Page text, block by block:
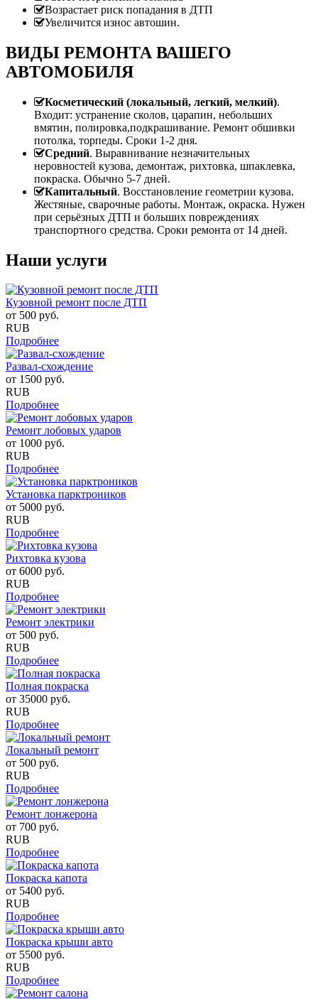
Возрастает риск попадания в ДТП
Увеличится износ автошин.
ВИДЫ РЕМОНТА ВАШЕГО
АВТОМОБИЛЯ
Косметический (локальный, легкий, мелкий).
Входит: устранение сколов, царапин, небольших
вмятин, полировка,подкрашивание. Ремонт обшивки
потолка, торпеды. Сроки 1-2 дня.
Средний. Выравнивание незначительных
неровностей кузова, демонтаж, рихтовка, шпаклевка,
покраска. Обычно 5-7 дней.
Капитальный. Восстановление геометрии кузова.
Жестяные, сварочные работы. Монтаж, окраска. Нужен
при серьёзных ДТП и больших повреждениях
транспортного средства. Сроки ремонта от 14 дней.
Наши услуги
Кузовной ремонт после ДТП
от 500 руб.
RUB
Подробнее
Развал-схождение
от 1500 руб.
RUB
Подробнее
Ремонт лобовых ударов
от 1000 руб.
RUB
Подробнее
Установка парктроников
от 5000 руб.
RUB
Подробнее
Рихтовка кузова
от 6000 руб.
RUB
Подробнее
Ремонт электрики
от 500 руб.
RUB
Подробнее
Полная покраска
от 35000 руб.
RUB
Подробнее
Локальный ремонт
от 500 руб.
RUB
Подробнее
Ремонт лонжерона
от 700 руб.
RUB
Подробнее
Покраска капота
от 5400 руб.
RUB
Подробнее
Покраска крыши авто
от 5500 руб.
RUB
Подробнее